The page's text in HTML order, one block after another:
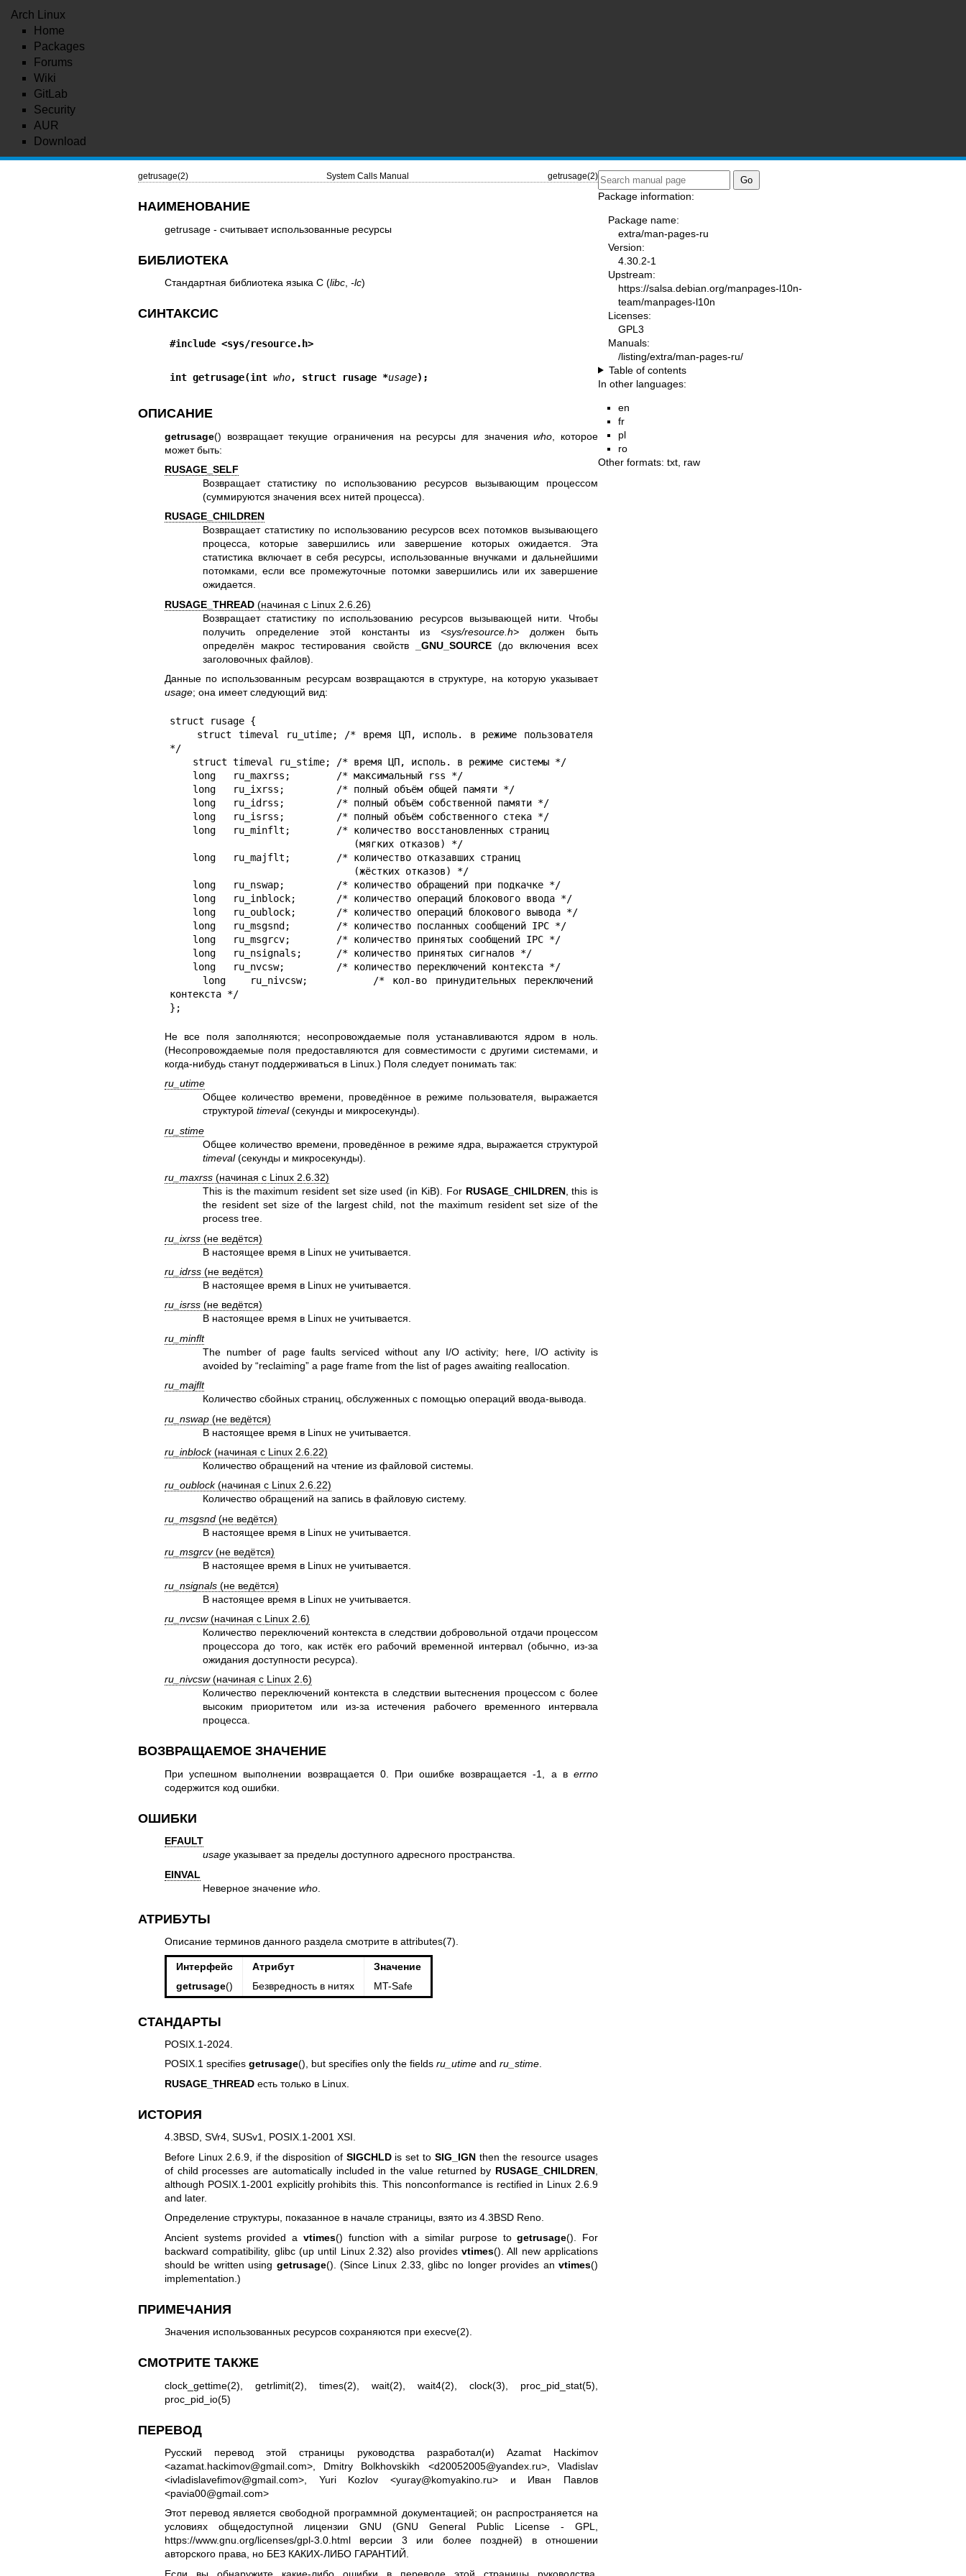
Arch Linux
Home
Packages
Forums
Wiki
GitLab
Security
AUR
Download
getrusage(2) System Calls Manual getrusage(2)
НАИМЕНОВАНИЕ
getrusage - считывает использованные ресурсы
БИБЛИОТЕКА
Стандартная библиотека языка C (libc, -lc)
СИНТАКСИС
#include <sys/resource.h>
int getrusage(int who, struct rusage *usage);
ОПИСАНИЕ
getrusage() возвращает текущие ограничения на ресурсы для значенияwho , которое
может быть:
RUSAGE_SELF
Возвращает статистику по использованию ресурсов вызывающим процессом
(суммируются значения всех нитей процесса).
RUSAGE_CHILDREN
Возвращает статистику по использованию ресурсов всех потомков вызывающего
процесса, которые завершились или завершение которых ожидается. Эта
статистика включает в себя ресурсы, использованные внучками и дальнейшими
потомками, если все промежуточные потомки завершились или их завершение
ожидается.
RUSAGE_THREAD(начиная с Linux 2.6.26)
Возвращает статистику по использованию ресурсов вызывающей нити. Чтобы
получить определение этой константы из<sys/resource.h> должен быть
определён макрос тестирования свойств
_GNU_SOURCE(до включения всех
заголовочных файлов).
Данные по использованным ресурсам возвращаются в структуре, на которую указывает
usage; она имеет следующий вид:
struct rusage {
*/
контекста */
};
Не все поля заполняются; несопровождаемые поля устанавливаются ядром в ноль.
(Несопровождаемые поля предоставляются для совместимости с другими системами, и
когда-нибудь станут поддерживаться в Linux.) Поля следует понимать так:
ru_utime
Общее количество времени, проведённое в режиме пользователя, выражается
структуройtimeval(секунды и микросекунды).
ru_stime
Общее количество времени, проведённое в режиме ядра, выражается структурой
timeval(секунды и микросекунды).
ru_maxrss(начиная с Linux 2.6.32)
This is the maximum resident set size used (in KiB). For RUSAGE_CHILDREN, this is
the resident set size of the largest child, not the maximum resident set size of the
process tree.
ru_ixrss(не ведётся)
В настоящее время в Linux не учитывается.
ru_idrss(не ведётся)
В настоящее время в Linux не учитывается.
ru_isrss(не ведётся)
В настоящее время в Linux не учитывается.
ru_minflt
The number of page faults serviced without any I/O activity; here, I/O activity is
avoided by “reclaiming” a page frame from the list of pages awaiting reallocation.
ru_majflt
Количество сбойных страниц, обслуженных с помощью операций ввода-вывода.
ru_nswap(не ведётся)
В настоящее время в Linux не учитывается.
ru_inblock(начиная с Linux 2.6.22)
Количество обращений на чтение из файловой системы.
ru_oublock(начиная с Linux 2.6.22)
Количество обращений на запись в файловую систему.
ru_msgsnd(не ведётся)
В настоящее время в Linux не учитывается.
ru_msgrcv(не ведётся)
В настоящее время в Linux не учитывается.
ru_nsignals(не ведётся)
В настоящее время в Linux не учитывается.
ru_nvcsw(начиная с Linux 2.6)
Количество переключений контекста в следствии добровольной отдачи процессом
процессора до того, как истёк его рабочий временной интервал (обычно, из-за
ожидания доступности ресурса).
ru_nivcsw(начиная с Linux 2.6)
Количество переключений контекста в следствии вытеснения процессом с более
высоким приоритетом или из-за истечения рабочего временного интервала
процесса.
ВОЗВРАЩАЕМОЕ ЗНАЧЕНИЕ
При успешном выполнении возвращается 0. При ошибке возвращается -1, а в errno
содержится код ошибки.
ОШИБКИ
EFAULT
usage указывает за пределы доступного адресного пространства.
EINVAL
Неверное значениеwho
АТРИБУТЫ
Описание терминов данного раздела смотрите в attributes(7).
Интерфейс Атрибут
Значение
getrusage() Безвредность в нитях MT-Safe
СТАНДАРТЫ
POSIX.1-2024.
POSIX.1 specifies getrusage(), but specifies only the fields ru_utimeand ru_stime.
RUSAGE_THREADесть только в Linux.
ИСТОРИЯ
4.3BSD, SVr4, SUSv1, POSIX.1-2001 XSI.
Before Linux 2.6.9, if the disposition of SIGCHLDis set toSIG_IGN then the resource usages
of child processes are automatically included in the value returned by RUSAGE_CHILDREN
although POSIX.1-2001 explicitly prohibits this. This nonconformance is rectified in Linux 2.6.9
and later.
Определение структуры, показанное в начале страницы, взято из 4.3BSD Reno.
Ancient systems provided a vtimes() function with a similar purpose togetrusage(). For
backward compatibility, glibc (up until Linux 2.32) also provides vtimes(). All new applications
should be written using getrusage(). (Since Linux 2.33, glibc no longer provides anvtimes()
implementation.)
ПРИМЕЧАНИЯ
Значения использованных ресурсов сохраняются при execve(2)
СМОТРИТЕ ТАКЖЕ
clock_gettime(2) getrlimit(2) times(2) ,wait(2) ,wait4(2) ,clock(3) proc_pid_stat(5)
proc_pid_io(5)
ПЕРЕВОД
Русский перевод этой страницы руководства разработал(и) Azamat Hackimov
<azamat.hackimov@gmail.com>, Dmitry Bolkhovskikh <d20052005@yandex.ru>, Vladislav
<ivladislavefimov@gmail.com>, Yuri Kozlov <yuray@komyakino.ru> и Иван Павлов
<pavia00@gmail.com>
Этот перевод является свободной программной документацией; он распространяется на
условиях общедоступной лицензии GNU (GNU General Public License - GPL,
https://www.gnu.org/licenses/gpl-3.0.htmlверсии 3 или более поздней) в отношении
авторского права, но БЕЗ КАКИХ-ЛИБО ГАРАНТИЙ.
Package information:
Package name:
extra/man-pages-ru
Version:
4.30.2-1
Upstream:
https://salsa.debian.org/manpages-l10n-
team/manpages-l10n
Licenses:
GPL3
Manuals:
/listing/extra/man-pages-ru/
Table of contents
In other languages:
en
fr
pl
ro
Other formats: txt raw